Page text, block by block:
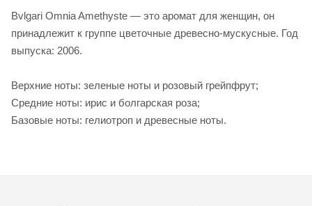
Bvlgari Omnia Amethyste — это аромат для женщин, он
принадлежит к группе цветочные древесно-мускусные. Год
выпуска: 2006.
Верхние ноты: зеленые ноты и розовый грейпфрут;
Средние ноты: ирис и болгарская роза;
Базовые ноты: гелиотроп и древесные ноты.